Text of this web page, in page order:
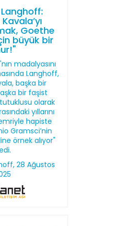
Goethe
büyük bir
madalyasını
Langhoff,
başka bir
bir faşist
olarak
yıllarını
hapiste
Gramsci’nin
örnek alıyor"
28 Ağustos